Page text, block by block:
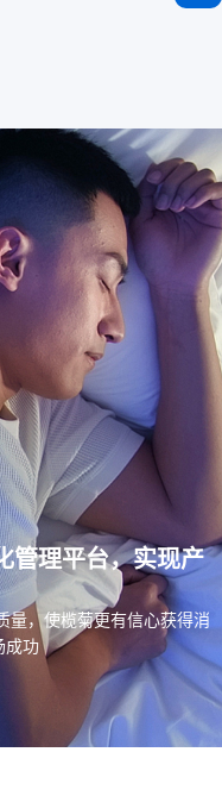
管理平台，实现产
量，使榄菊更有信心获得消
成功